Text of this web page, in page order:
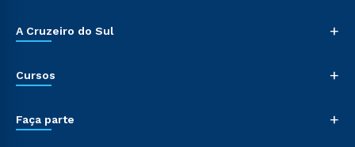
A Cruzeiro do Sul +
Cursos +
Faça parte +